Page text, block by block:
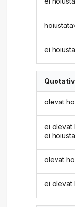
ei
olevat
ei olevat
ei
olevat
ei olevat